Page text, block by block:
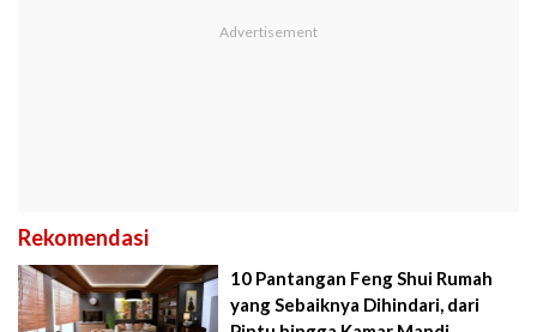
Rekomendasi
10 Pantangan Feng Shui Rumah
yang Sebaiknya Dihindari, dari